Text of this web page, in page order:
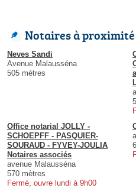
Notaires à proximité
Neves Sandi
Avenue Malausséna
505 mètres
Office notarial JOLLY -
SCHOEPFF - PASQUIER-
SOURAUD - FYVEY-JOULIA
Notaires associés
avenue Malausséna
570 mètres
Fermé, ouvre lundi à 9h00